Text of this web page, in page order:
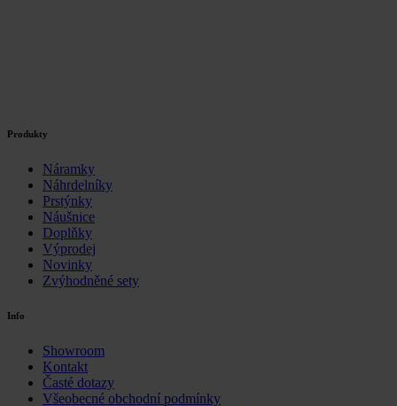
Produkty
Náramky
Náhrdelníky
Prstýnky
Náušnice
Doplňky
Výprodej
Novinky
Zvýhodněné sety
Info
Showroom
Kontakt
Časté dotazy
Všeobecné obchodní podmínky